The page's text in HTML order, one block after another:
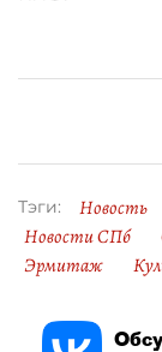
Тэги: Новость
Новости СПб
Эрмитаж